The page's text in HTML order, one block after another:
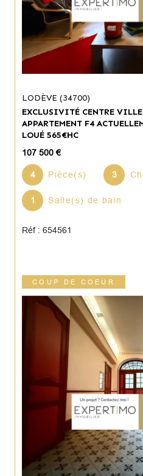
LODÈVE (34700)
EXCLUSIVITÉ CENTRE VILLE
APPARTEMENT F4
LOUÉ 565€HC
107 500 €
4 Pièce(s) 3
1 Salle(s) de bain
Réf : 654561
COUP DE COEUR